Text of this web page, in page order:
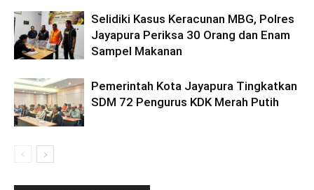
Selidiki Kasus Keracunan MBG, Polres
Jayapura Periksa 30 Orang dan Enam
Sampel Makanan
Pemerintah Kota Jayapura Tingkatkan
SDM 72 Pengurus KDK Merah Putih